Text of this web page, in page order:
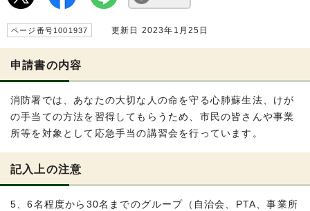
ページ番号1001937 更新日 2023年1月25日
申請書の内容
消防署では、あなたの大切な人の命を守る心肺蘇生法、けが
の手当ての方法を習得してもらうため、市民の皆さんや事業
所等を対象として応急手当の講習会を行っています。
記入上の注意
5、6名程度から30名までのグループ（自治会、PTA、事業所